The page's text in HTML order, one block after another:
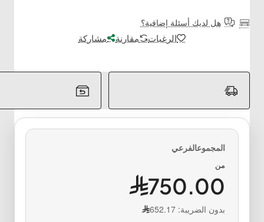
هل لديك أسئلة إضافية؟
الرغبات مقارنة مشاركة
من
750.00
بدون الضريبة: 652.17